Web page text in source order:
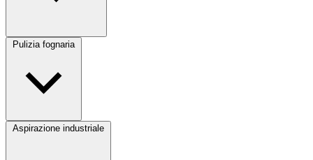
Pulizia fognaria